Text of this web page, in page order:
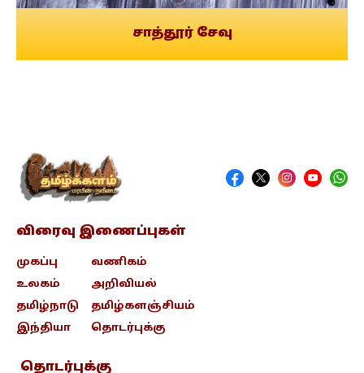
சாத்தூர் சேவு
விரைவு இணைப்புகள்
முகப்பு
உலகம்
தமிழ்நாடு
இந்தியா
வணிகம்
அறிவியல்
தமிழ்களஞ்சியம்
தொடர்புக்கு
தொடர்புக்கு